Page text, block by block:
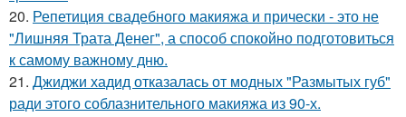
20. Репетиция свадебного макияжа и прически - это не
"Лишняя Трата Денег", а способ спокойно подготовиться
к самому важному дню.
21. Джиджи хадид отказалась от модных "Размытых губ"
ради этого соблазнительного макияжа из 90-х.